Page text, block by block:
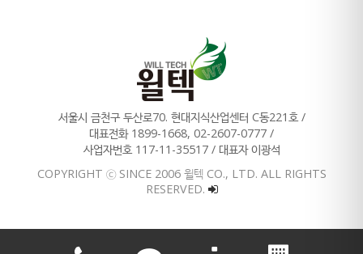
서울시 금천구 두산로70. 현대지식산업센터 C동221호 /
대표전화 1899-1668, 02-2607-0777 /
사업자번호 117-11-35517 / 대표자 이광석
COPYRIGHT ⓒ SINCE 2006 윌텍 CO., LTD. ALL RIGHTS
RESERVED.